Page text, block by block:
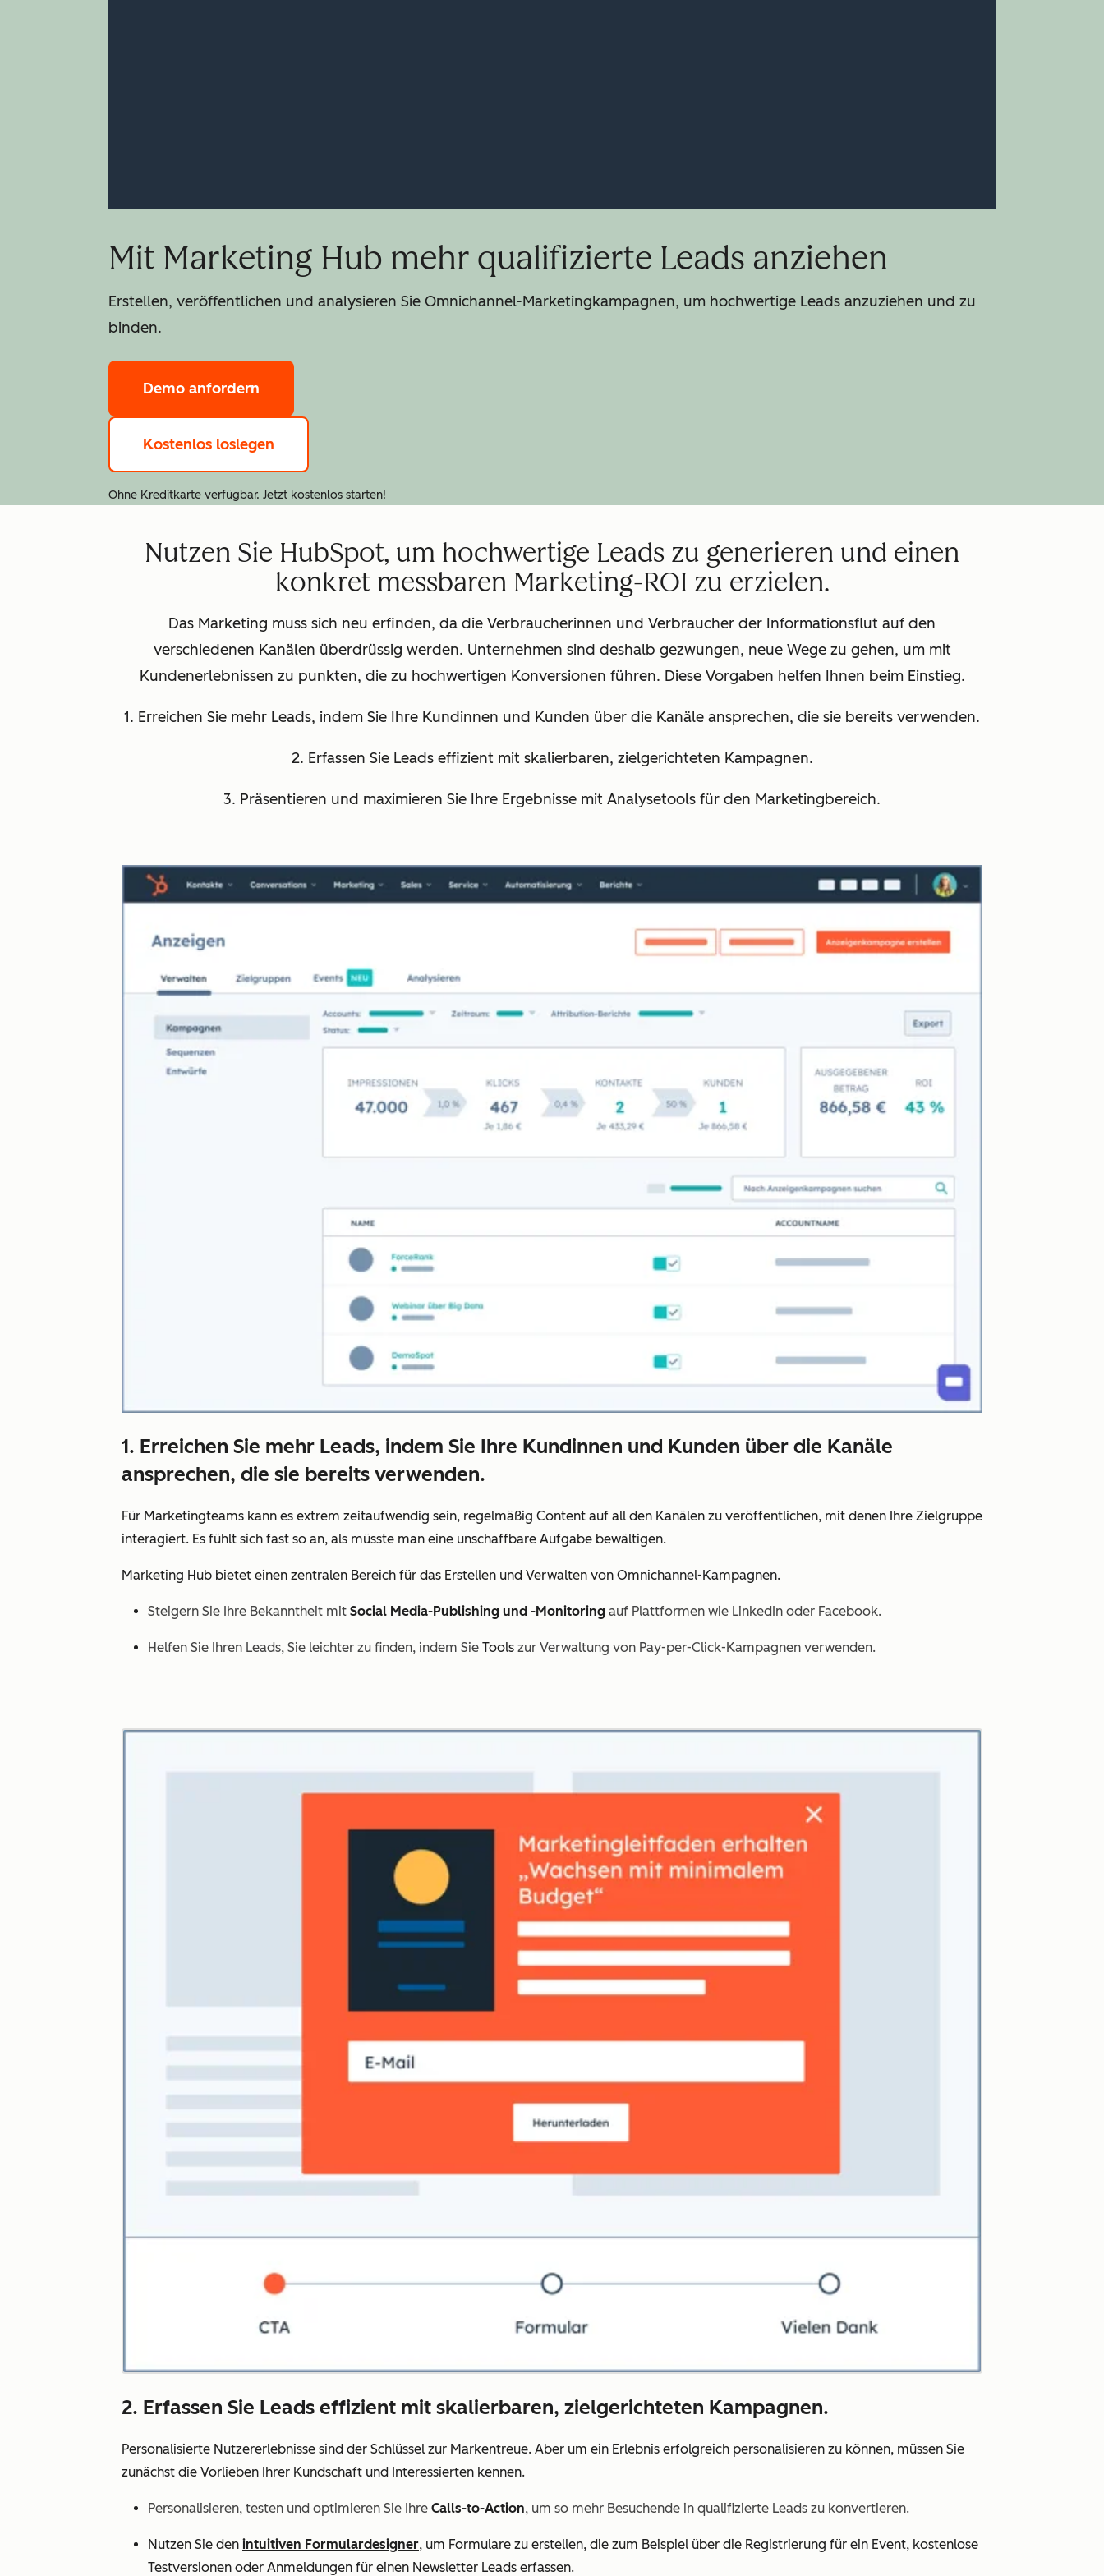
Mit Marketing Hub mehr qualifizierte Leads anziehen
Erstellen, veröffentlichen und analysieren Sie Omnichannel-Marketingkampagnen, um hochwertige Leads anzuziehen und zu
binden.
Demo anfordern
Kostenlos loslegen
Ohne Kreditkarte verfügbar. Jetzt kostenlos starten!
Nutzen Sie HubSpot, um hochwertige Leads zu generieren und einen
konkret messbaren Marketing-ROI zu erzielen.
Das Marketing muss sich neu erfinden, da die Verbraucherinnen und Verbraucher der Informationsflut auf den
verschiedenen Kanälen überdrüssig werden. Unternehmen sind deshalb gezwungen, neue Wege zu gehen, um mit
Kundenerlebnissen zu punkten, die zu hochwertigen Konversionen führen. Diese Vorgaben helfen Ihnen beim Einstieg.
1. Erreichen Sie mehr Leads, indem Sie Ihre Kundinnen und Kunden über die Kanäle ansprechen, die sie bereits verwenden.
2. Erfassen Sie Leads effizient mit skalierbaren, zielgerichteten Kampagnen.
3. Präsentieren und maximieren Sie Ihre Ergebnisse mit Analysetools für den Marketingbereich.
1. Erreichen Sie mehr Leads, indem Sie Ihre Kundinnen und Kunden über die Kanäle
ansprechen, die sie bereits verwenden.
Für Marketingteams kann es extrem zeitaufwendig sein, regelmäßig Content auf all den Kanälen zu veröffentlichen, mit denen Ihre Zielgruppe
interagiert. Es fühlt sich fast so an, als müsste man eine unschaffbare Aufgabe bewältigen.
Marketing Hub bietet einen zentralen Bereich für das Erstellen und Verwalten von Omnichannel-Kampagnen.
Steigern Sie Ihre Bekanntheit mit Social Media-Publishing und -Monitoring auf Plattformen wie LinkedIn oder Facebook.
Helfen Sie Ihren Leads, Sie leichter zu finden, indem Sie Tools zur Verwaltung von Pay-per-Click-Kampagnen verwenden.
2. Erfassen Sie Leads effizient mit skalierbaren, zielgerichteten Kampagnen.
Personalisierte Nutzererlebnisse sind der Schlüssel zur Markentreue. Aber um ein Erlebnis erfolgreich personalisieren zu können, müssen Sie
zunächst die Vorlieben Ihrer Kundschaft und Interessierten kennen.
Personalisieren, testen und optimieren Sie Ihre Calls-to-Action, um so mehr Besuchende in qualifizierte Leads zu konvertieren.
Nutzen Sie den intuitiven Formulardesigner, um Formulare zu erstellen, die zum Beispiel über die Registrierung für ein Event, kostenlose
Testversionen oder Anmeldungen für einen Newsletter Leads erfassen.